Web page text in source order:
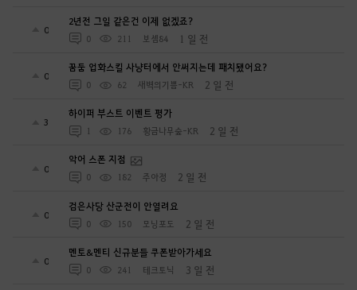
0
2년전 그일 같은건 이제 없겠죠?
0 211 보셈84 1 일 전
0
꿈둠 업화스킬 사냥터에서 안써지는데 패치됐어요?
0 62 새벽의기쁨-KR 2 일 전
3
하이퍼 부스트 이벤트 평가
1 176 황금나무숲-KR 2 일 전
0
악어 스폰 지점
0 182 주아정 2 일 전
0
검은사당 산군전이 안열려요
0 150 모닝포도 2 일 전
0
멘토&멘티 신규분들 쿠폰받아가세요
0 241 테크토닉 3 일 전